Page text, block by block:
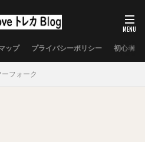
ップ プライバシーポリシー 初心者向
ーフォーク